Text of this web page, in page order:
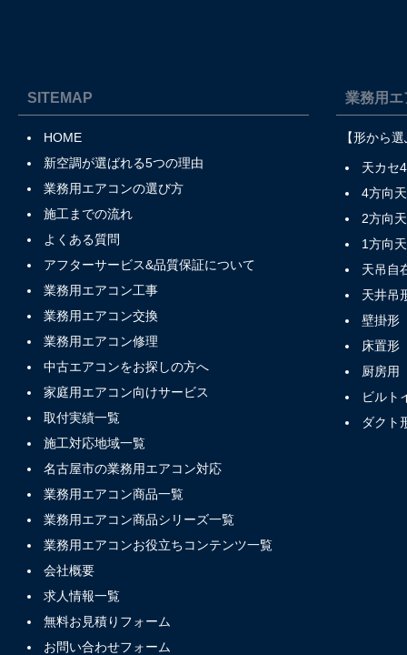
SITEMAP
HOME
新空調が選ばれる5つの理由
業務用エアコンの選び方
施工までの流れ
よくある質問
アフターサービス&品質保証について
業務用エアコン工事
業務用エアコン交換
業務用エアコン修理
中古エアコンをお探しの方へ
家庭用エアコン向けサービス
取付実績一覧
施工対応地域一覧
名古屋市の業務用エアコン対応
業務用エアコン商品一覧
業務用エアコン商品シリーズ一覧
業務用エアコンお役立ちコンテンツ一覧
会社概要
求人情報一覧
無料お見積りフォーム
お問い合わせフォーム
業務用エ
【形から
天カセ
4方向
2方向
1方向
天吊自
天井吊
壁掛形
床置形
厨房用
ビルト
ダクト